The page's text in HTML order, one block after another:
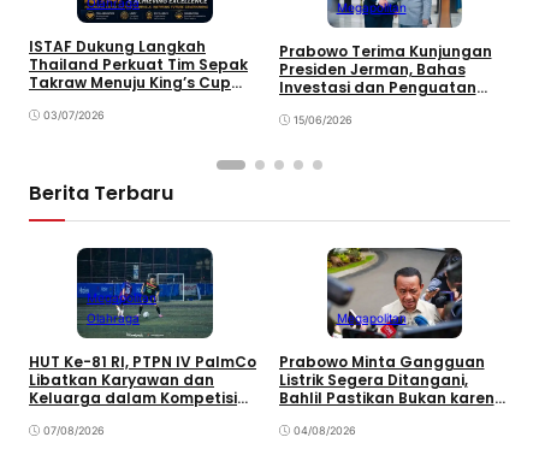
ISTAF Dukung Langkah
Thailand Perkuat Tim Sepak
Takraw Menuju King’s Cup
03/07/2026
Megapolitan
Prabowo Terima Kunjungan
Presiden Jerman, Bahas
Investasi dan Penguatan
15/06/2026
Berita Terbaru
Megapolitan
Olahraga
HUT Ke-81 RI, PTPN IV PalmCo
Libatkan Karyawan dan
Keluarga dalam Kompetisi
07/08/2026
Megapolitan
Prabowo Minta Gangguan
Listrik Segera Ditangani,
Bahlil Pastikan Bukan karena
04/08/2026